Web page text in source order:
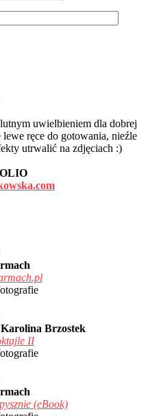
uwielbieniem dla dobrej
ręce do gotowania, nieźle
utrwalić na zdjęciach :)
Brzostek
II
(eBook)